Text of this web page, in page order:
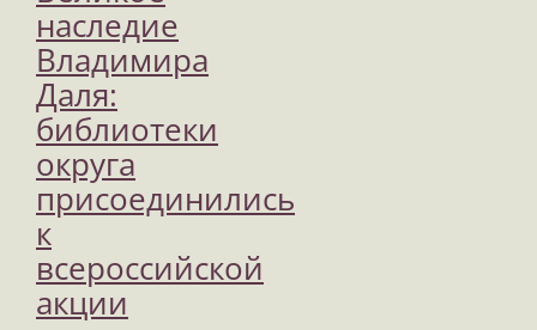
наследие
Владимира
Даля:
библиотеки
округа
присоединились
к
всероссийской
акции